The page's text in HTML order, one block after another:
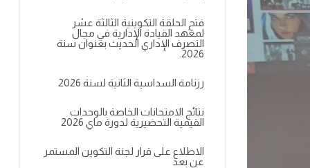
فتح الحلقة التكوينية الثالثة عشر
لمعهد القيادة الإدارية في مجال
التصرف الإداري الحديث بعنوان سنة
2026.
رزنامة السداسية الثانية لسنة 2026
نتائج الامتحانات الخاصة بالوحدات
القيمية التحضيرية لدورة ماي 2026
الاطلاع على قرار لجنة التكوين المستمر
عن بعد